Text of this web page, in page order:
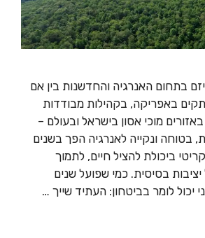
בתחום האנרגיה והחדשנות בין אם
באפריקה, בקהילות מבודדות
מוכי אסון בישראל ובעולם –
בטוחה ונקייה לאנרגיה הפך בשנים
ביכולת להציל חיים, לתמוך
בסיסית. כמי שפועל שנים
יכול לומר בביטחון: העתיד שייך …